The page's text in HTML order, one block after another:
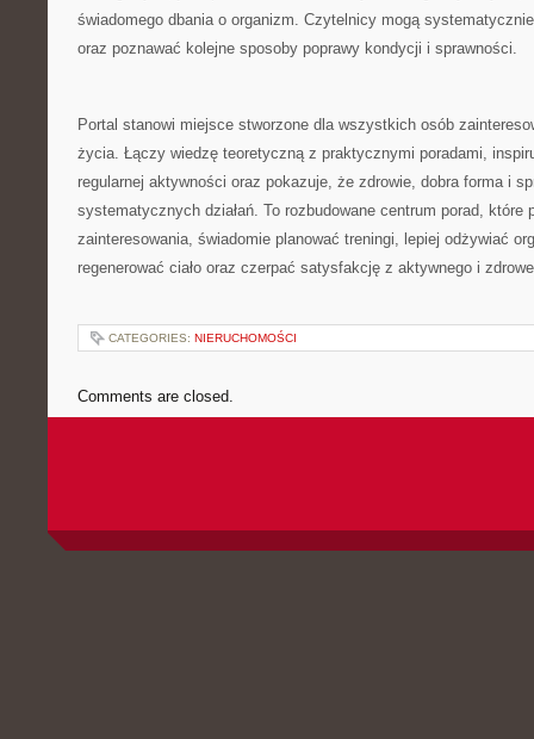
świadomego dbania o organizm. Czytelnicy mogą
oraz poznawać kolejne sposoby poprawy kondycji i sprawności.
Portal stanowi miejsce stworzone dla wszystkich osób
życia. Łączy wiedzę teoretyczną z praktycznymi poradami,
regularnej aktywności oraz pokazuje, że zdrowie, dobra forma i
systematycznych działań. To rozbudowane centrum porad, które
zainteresowania, świadomie planować treningi, lepiej odżywiać
regenerować ciało oraz czerpać satysfakcję z aktywnego i
CATEGORIES: NIERUCHOMOŚCI
Comments are closed.